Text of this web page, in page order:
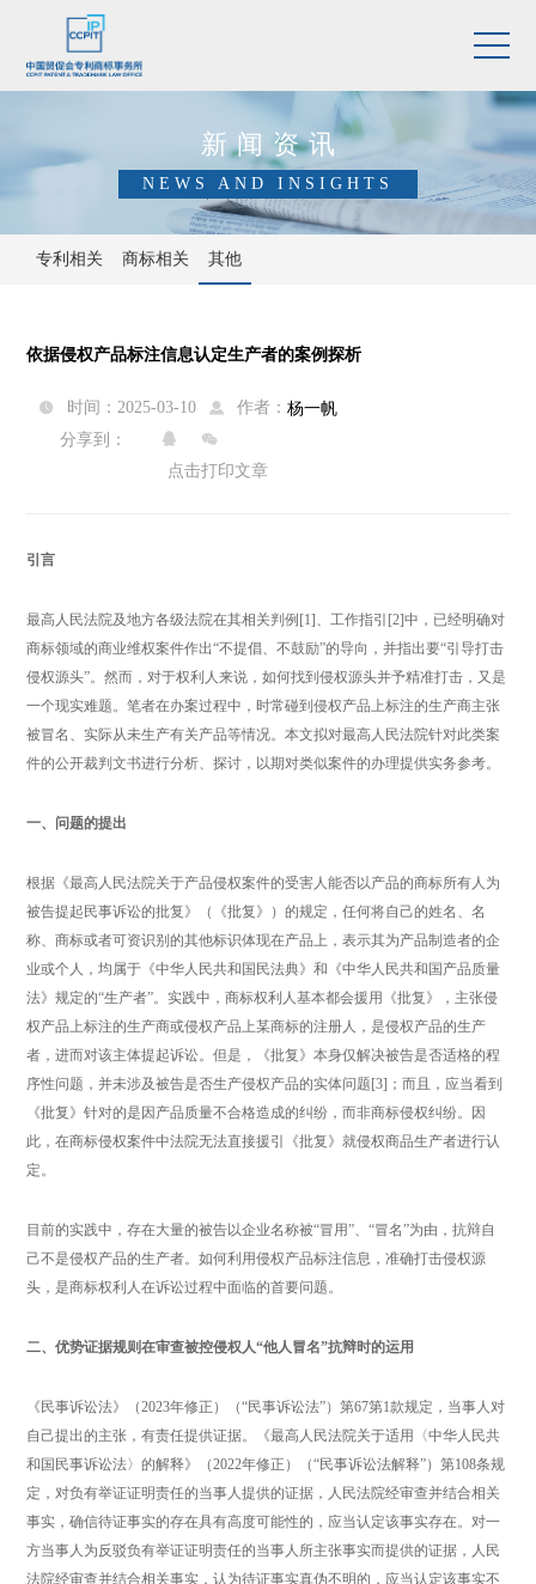
新闻资讯
NEWS AND INSIGHTS
专利相关 商标相关 其他
依据侵权产品标注信息认定生产者的案例探析
 时间：2025-03-10  作者：杨一帆
分享到：
 
点击打印文章
引言
最高人民法院及地方各级法院在其相关判例[1]、工作指引[2]中，已经明确对
商标领域的商业维权案件作出“不提倡、不鼓励”的导向，并指出要“引导打击
侵权源头”。然而，对于权利人来说，如何找到侵权源头并予精准打击，又是
一个现实难题。笔者在办案过程中，时常碰到侵权产品上标注的生产商主张
被冒名、实际从未生产有关产品等情况。本文拟对最高人民法院针对此类案
件的公开裁判文书进行分析、探讨，以期对类似案件的办理提供实务参考。
一、问题的提出
根据《最高人民法院关于产品侵权案件的受害人能否以产品的商标所有人为
被告提起民事诉讼的批复》（《批复》）的规定，任何将自己的姓名、名
称、商标或者可资识别的其他标识体现在产品上，表示其为产品制造者的企
业或个人，均属于《中华人民共和国民法典》和《中华人民共和国产品质量
法》规定的“生产者”。实践中，商标权利人基本都会援用《批复》，主张侵
权产品上标注的生产商或侵权产品上某商标的注册人，是侵权产品的生产
者，进而对该主体提起诉讼。但是，《批复》本身仅解决被告是否适格的程
序性问题，并未涉及被告是否生产侵权产品的实体问题[3]；而且，应当看到
《批复》针对的是因产品质量不合格造成的纠纷，而非商标侵权纠纷。因
此，在商标侵权案件中法院无法直接援引《批复》就侵权商品生产者进行认
定。
目前的实践中，存在大量的被告以企业名称被“冒用”、“冒名”为由，抗辩自
己不是侵权产品的生产者。如何利用侵权产品标注信息，准确打击侵权源
头，是商标权利人在诉讼过程中面临的首要问题。
二、优势证据规则在审查被控侵权人“他人冒名”抗辩时的运用
《民事诉讼法》（2023年修正）（“民事诉讼法”）第67第1款规定，当事人对
自己提出的主张，有责任提供证据。《最高人民法院关于适用〈中华人民共
和国民事诉讼法〉的解释》（2022年修正）（“民事诉讼法解释”）第108条规
定，对负有举证证明责任的当事人提供的证据，人民法院经审查并结合相关
事实，确信待证事实的存在具有高度可能性的，应当认定该事实存在。对一
方当事人为反驳负有举证证明责任的当事人所主张事实而提供的证据，人民
法院经审查并结合相关事实，认为待证事实真伪不明的，应当认定该事实不